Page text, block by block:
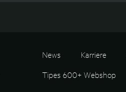
News Karriere
Tipes 600+ Webshop